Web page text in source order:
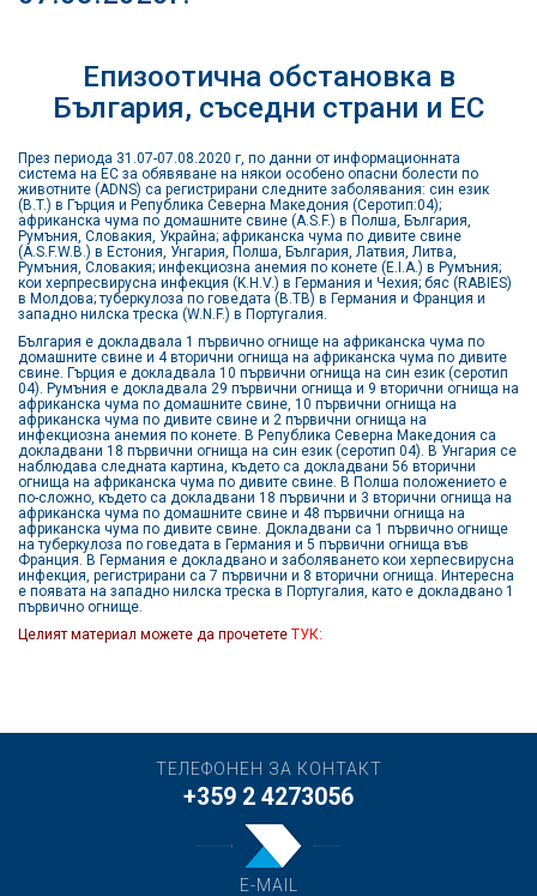
Епизоотична обстановка в
България, съседни страни и ЕС
През периода 31.07-07.08.2020 г, по данни от информационната
система на ЕС за обявяване на някои особено опасни болести по
животните (ADNS) са регистрирани следните заболявания: син език
(B.T.) в Гърция и Република Северна Македония (Серотип:04);
африканска чума по домашните свине (A.S.F.) в Полша, България,
Румъния, Словакия, Украйна; африканска чума по дивите свине
(A.S.F.W.B.) в Естония, Унгария, Полша, България, Латвия, Литва,
Румъния, Словакия; инфекциозна анемия по конете (E.I.A.) в Румъния;
кои херпресвирусна инфекция (K.H.V.) в Германия и Чехия; бяс (RABIES)
в Молдова; туберкулоза по говедата (B.TB) в Германия и Франция и
западно нилска треска (W.N.F.) в Португалия.
България е докладвала 1 първично огнище на африканска чума по
домашните свине и 4 вторични огнища на африканска чума по дивите
свине. Гърция е докладвала 10 първични огнища на син език (серотип
04). Румъния е докладвала 29 първични огнища и 9 вторични огнища на
африканска чума по домашните свине, 10 първични огнища на
африканска чума по дивите свине и 2 първични огнища на
инфекциозна анемия по конете. В Република Северна Македония са
докладвани 18 първични огнища на син език (серотип 04). В Унгария се
наблюдава следната картина, където са докладвани 56 вторични
огнища на африканска чума по дивите свине. В Полша положението е
по-сложно, където са докладвани 18 първични и 3 вторични огнища на
африканска чума по домашните свине и 48 първични огнища на
африканска чума по дивите свине. Докладвани са 1 първично огнище
на туберкулоза по говедата в Германия и 5 първични огнища във
Франция. В Германия е докладвано и заболяването кои херпесвирусна
инфекция, регистрирани са 7 първични и 8 вторични огнища. Интересна
е появата на западно нилска треска в Португалия, като е докладвано 1
първично огнище.
Целият материал можете да прочетете ТУК:
ТЕЛЕФОНЕН ЗА КОНТАКТ
+359 2 4273056
E-MAIL